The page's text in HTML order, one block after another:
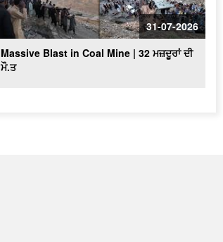
31-07-2026
Massive Blast in Coal Mine | 32 ਮਜ਼ਦੂਰਾਂ ਦੀ
ਮੌ.ਤ